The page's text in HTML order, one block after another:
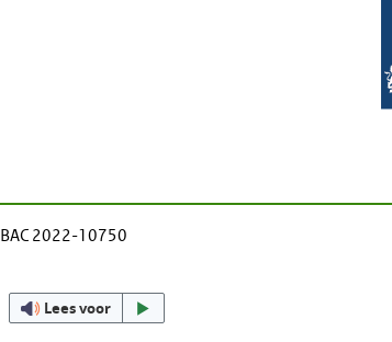
BAC 2022-10750
Lees voor